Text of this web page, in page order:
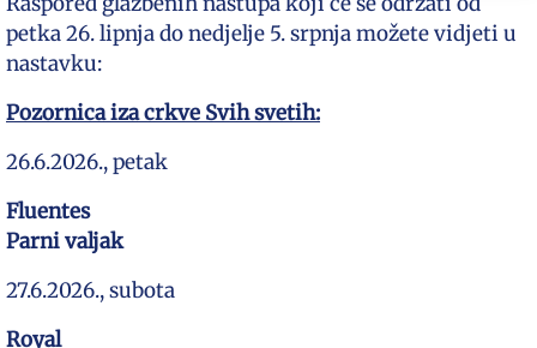
petka 26. lipnja do nedjelje 5. srpnja možete vidjeti u
nastavku:
Pozornica iza crkve Svih svetih:
26.6.2026., petak
Fluentes
Parni valjak
27.6.2026., subota
Royal